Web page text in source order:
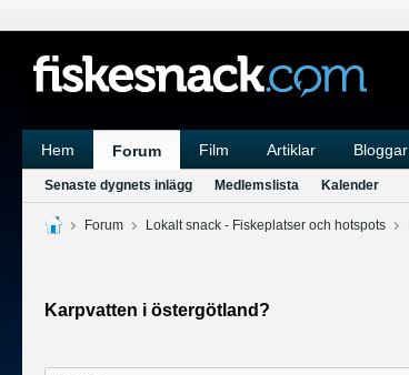
Hem Forum Film Artiklar Bloggar
Senaste dygnets inlägg Medlemslista Kalender
Forum Lokalt snack - Fiskeplatser och hotspots
Karpvatten i östergötland?